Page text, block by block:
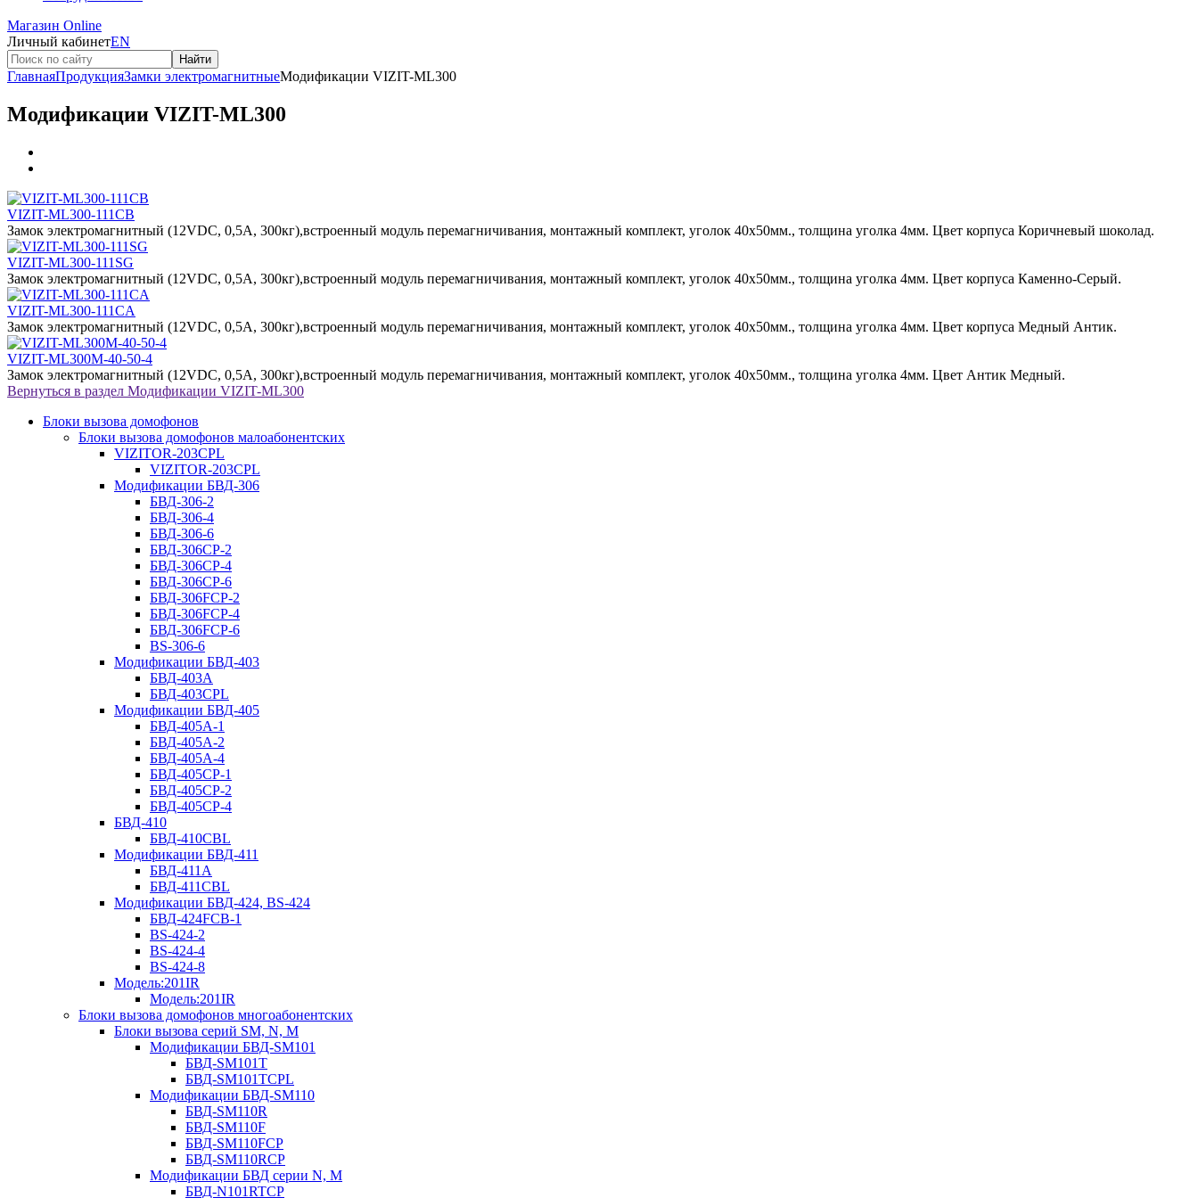
Магазин Online
Личный кабинетEN
Найти
ГлавнаяПродукцияЗамки электромагнитныеМодификации VIZIT-ML300
Модификации VIZIT-ML300
VIZIT-ML300-111CB
Замок электромагнитный (12VDC, 0,5А, 300кг),встроенный модуль перемагничивания, монтажный комплект, уголок 40х50мм., толщина уголка 4мм. Цвет корпуса Коричневый шоколад.
VIZIT-ML300-111SG
Замок электромагнитный (12VDC, 0,5А, 300кг),встроенный модуль перемагничивания, монтажный комплект, уголок 40х50мм., толщина уголка 4мм. Цвет корпуса Каменно-Серый.
VIZIT-ML300-111CA
Замок электромагнитный (12VDC, 0,5А, 300кг),встроенный модуль перемагничивания, монтажный комплект, уголок 40х50мм., толщина уголка 4мм. Цвет корпуса Медный Антик.
VIZIT-ML300М-40-50-4
Замок электромагнитный (12VDC, 0,5А, 300кг),встроенный модуль перемагничивания, монтажный комплект, уголок 40х50мм., толщина уголка 4мм. Цвет Антик Медный.
Вернуться в раздел Модификации VIZIT-ML300
Блоки вызова домофонов
Блоки вызова домофонов малоабонентских
VIZITOR-203CPL
VIZITOR-203CPL
Модификации БВД-306
БВД-306-2
БВД-306-4
БВД-306-6
БВД-306CP-2
БВД-306CP-4
БВД-306CP-6
БВД-306FCP-2
БВД-306FCP-4
БВД-306FCP-6
BS-306-6
Модификации БВД-403
БВД-403A
БВД-403CPL
Модификации БВД-405
БВД-405А-1
БВД-405А-2
БВД-405А-4
БВД-405CP-1
БВД-405CP-2
БВД-405CP-4
БВД-410
БВД-410CBL
Модификации БВД-411
БВД-411A
БВД-411CBL
Модификации БВД-424, BS-424
БВД-424FCB-1
BS-424-2
BS-424-4
BS-424-8
Модель:201IR
Модель:201IR
Блоки вызова домофонов многоабонентских
Блоки вызова серий SM, N, M
Модификации БВД-SM101
БВД-SM101T
БВД-SM101TCPL
Модификации БВД-SM110
БВД-SM110R
БВД-SM110F
БВД-SM110FCP
БВД-SM110RCP
Модификации БВД серии N, M
БВД-N101RTCP